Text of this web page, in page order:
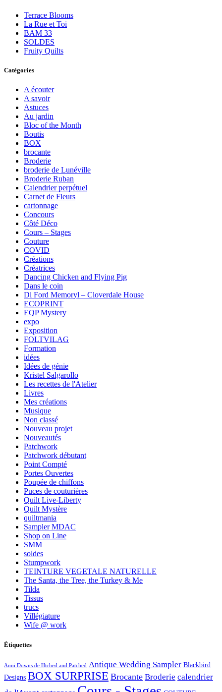
Terrace Blooms
La Rue et Toi
BAM 33
SOLDES
Fruity Quilts
Catégories
A écouter
A savoir
Astuces
Au jardin
Bloc of the Month
Boutis
BOX
brocante
Broderie
broderie de Lunéville
Broderie Ruban
Calendrier perpétuel
Carnet de Fleurs
cartonnage
Concours
Côté Déco
Cours – Stages
Couture
COVID
Créations
Créatrices
Dancing Chicken and Flying Pig
Dans le coin
Di Ford Memoryl – Cloverdale House
ECOPRINT
EQP Mystery
expo
Exposition
FOLTVILAG
Formation
idées
Idées de génie
Kristel Salgarollo
Les recettes de l'Atelier
Livres
Mes créations
Musique
Non classé
Nouveau projet
Nouveautés
Patchwork
Patchwork débutant
Point Compté
Portes Ouvertes
Poupée de chiffons
Puces de couturières
Quilt Live-Liberty
Quilt Mystère
quiltmania
Sampler MDAC
Shop on Line
SMM
soldes
Stumpwork
TEINTURE VEGETALE NATURELLE
The Santa, the Tree, the Turkey & Me
Tilda
Tissus
trucs
Villégiature
Wife @ work
Étiquettes
Anni Downs de Htched and Patched Antique Wedding Sampler Blackbird
Designs BOX SURPRISE Brocante Broderie calendrier